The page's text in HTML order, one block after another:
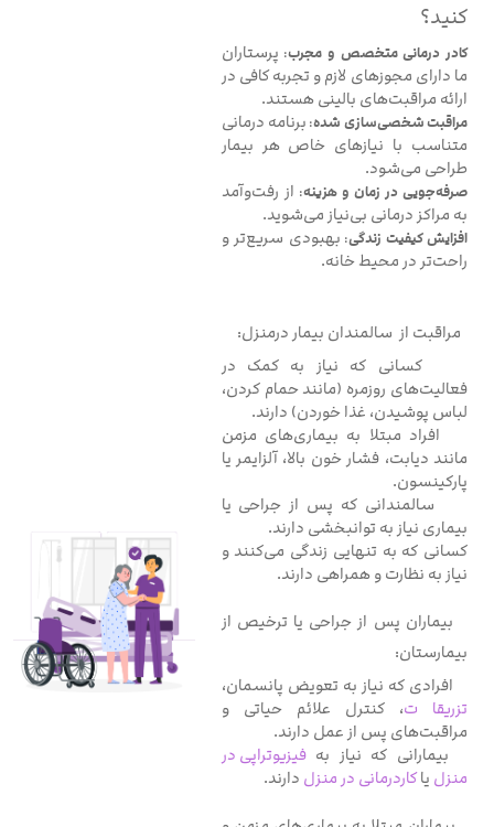
کنید؟
کادر درمانی متخصص و مجرب: پرستاران
ما دارای مجوزهای لازم و تجربه کافی در
ارائه مراقبت‌های بالینی هستند.
مراقبت شخصی‌سازی شده: برنامه درمانی
متناسب با نیازهای خاص هر بیمار
طراحی می‌شود.
صرفه‌جویی در زمان و هزینه: از رفت‌وآمد
به مراکز درمانی بی‌نیاز می‌شوید.
افزایش کیفیت زندگی: بهبودی سریع‌تر و
راحت‌تر در محیط خانه.
مراقبت از سالمندان بیمار درمنزل:
کسانی که نیاز به کمک در
فعالیت‌های روزمره (مانند حمام کردن،
لباس پوشیدن، غذا خوردن) دارند.
افراد مبتلا به بیماری‌های مزمن
مانند دیابت، فشار خون بالا، آلزایمر یا
پارکینسون.
سالمندانی که پس از جراحی یا
بیماری نیاز به توانبخشی دارند.
کسانی که به تنهایی زندگی می‌کنند و
نیاز به نظارت و همراهی دارند.
بیماران پس از جراحی یا ترخیص از
بیمارستان:
افرادی که نیاز به تعویض پانسمان،
تزریقا ت، کنترل علائم حیاتی و
مراقبت‌های پس از عمل دارند.
بیمارانی که نیاز بهفیزیوتراپی در
منزل یاکاردرمانی در منزل دارند.